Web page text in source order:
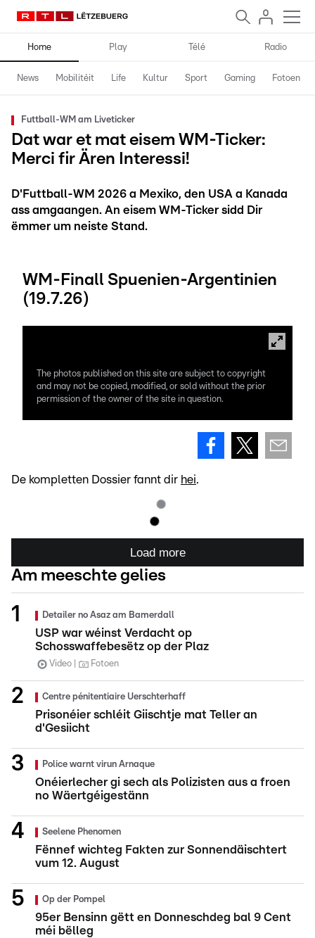
Home Play Télé Radio
News Mobilitéit Life Kultur Sport Gaming Fotoen
Futtball-WM am Liveticker
Dat war et mat eisem WM-Ticker:
Merci fir Ären Interessi!
D'Futtball-WM 2026 a Mexiko, den USA a Kanada
ass amgaangen. An eisem WM-Ticker sidd Dir
ëmmer um neiste Stand.
WM-Finall Spuenien-Argentinien
(19.7.26)
The photos published on this site are subject to copyright
and may not be copied, modified, or sold without the prior
permission of the owner of the site in question.
De kompletten Dossier fannt dir hei.
Load more
Am meeschte gelies
Detailer no Asaz am Bamerdall
USP war wéinst Verdacht op
Schosswaffebesëtz op der Plaz
Video Fotoen
Centre pénitentiaire Uerschterhaff
Prisonéier schléit Giischtje mat Teller an
d'Gesiicht
Police warnt virun Arnaque
Onéierlecher gi sech als Polizisten aus a froen
no Wäertgéigestänn
Seelene Phenomen
Fënnef wichteg Fakten zur Sonnendäischtert
vum 12. August
Op der Pompel
95er Bensinn gëtt en Donneschdeg bal 9 Cent
méi bëlleg